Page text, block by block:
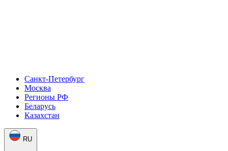
Санкт-Петербург
Москва
Регионы РФ
Беларусь
Казахстан
RU